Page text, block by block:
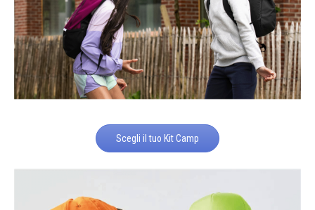
Scegli il tuo Kit Camp